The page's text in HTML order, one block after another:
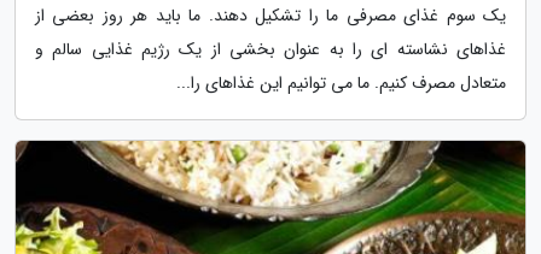
یک سوم غذای مصرفی ما را تشکیل دهند. ما باید هر روز بعضی از
غذاهای نشاسته ای را به عنوان بخشی از یک رژیم غذایی سالم و
متعادل مصرف کنیم. ما می توانیم این غذاهای را...